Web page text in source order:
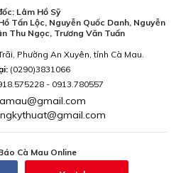
Lâm Hồ Sỹ
Tấn Lộc, Nguyễn Quốc Danh, Nguyễn
Thu Ngọc, Trương Văn Tuấn
Phường An Xuyên, tỉnh Cà Mau.
(0290)3831066
- 0913.780557
Cà Mau Online